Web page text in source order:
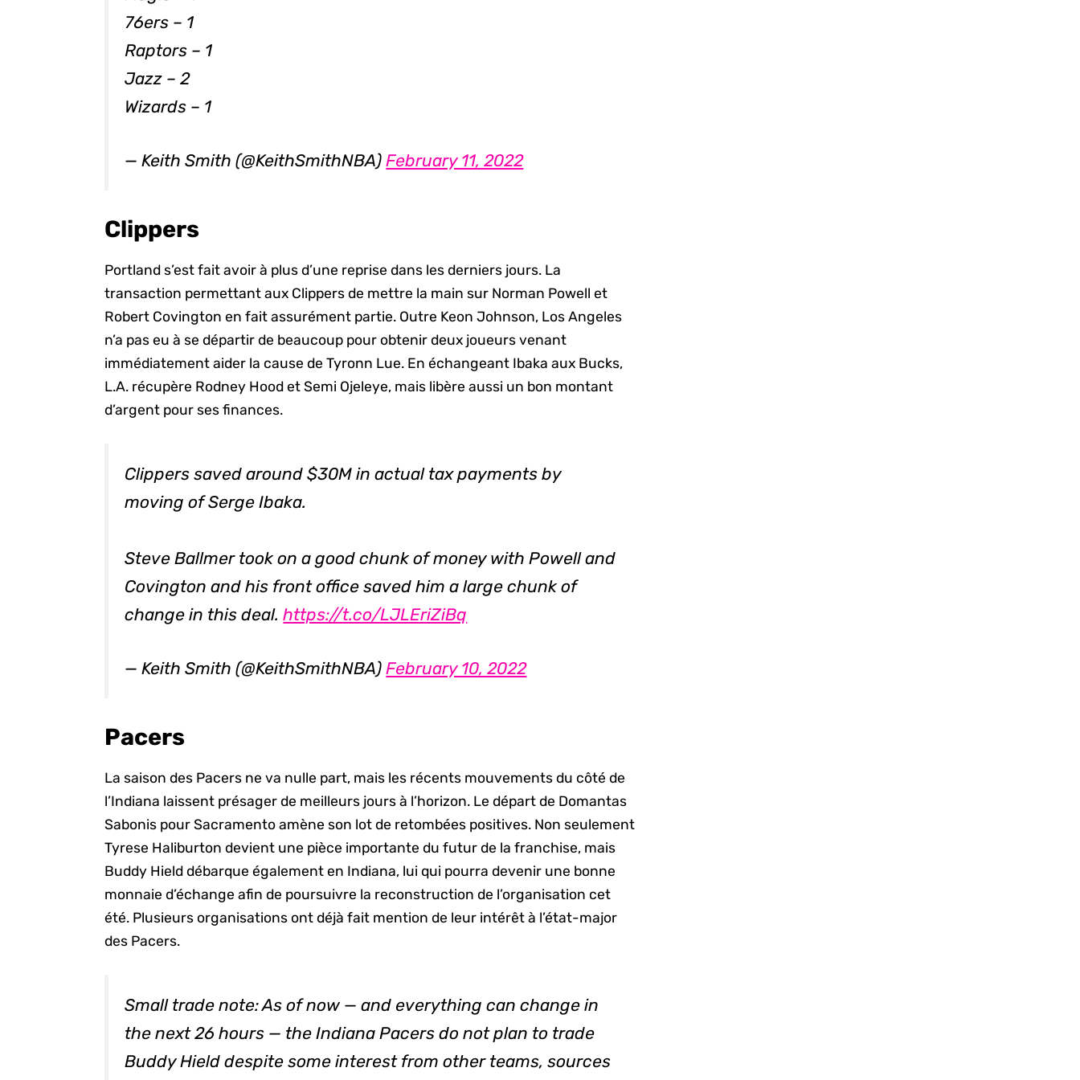
76ers – 1
Raptors – 1
Jazz – 2
Wizards – 1
— Keith Smith (@KeithSmithNBA)February 11, 2022
Clippers
Portland s’est fait avoir à plus d’une reprise dans les derniers jours. La
transaction permettant aux Clippers de mettre la main sur Norman Powell et
Robert Covington en fait assurément partie. Outre Keon Johnson, Los Angeles
n’a pas eu à se départir de beaucoup pour obtenir deux joueurs venant
immédiatement aider la cause de Tyronn Lue. En échangeant Ibaka aux Bucks,
L.A. récupère Rodney Hood et Semi Ojeleye, mais libère aussi un bon montant
d’argent pour ses finances.
Clippers saved around $30M in actual tax payments by
moving of Serge Ibaka.
Steve Ballmer took on a good chunk of money with Powell and
Covington and his front office saved him a large chunk of
change in this deal.https://t.co/LJLEriZiBq
— Keith Smith (@KeithSmithNBA)February 10, 2022
Pacers
La saison des Pacers ne va nulle part, mais les récents mouvements du côté de
l’Indiana laissent présager de meilleurs jours à l’horizon. Le départ de Domantas
Sabonis pour Sacramento amène son lot de retombées positives. Non seulement
Tyrese Haliburton devient une pièce importante du futur de la franchise, mais
Buddy Hield débarque également en Indiana, lui qui pourra devenir une bonne
monnaie d’échange afin de poursuivre la reconstruction de l’organisation cet
été. Plusieurs organisations ont déjà fait mention de leur intérêt à l’état-major
des Pacers.
Small trade note: As of now — and everything can change in
the next 26 hours — the Indiana Pacers do not plan to trade
Buddy Hield despite some interest from other teams, sources